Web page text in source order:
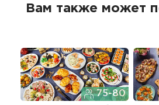
Вам также может
75-80